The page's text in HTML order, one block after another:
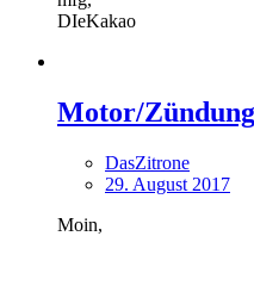
DIeKakao
Motor/
DasZitrone
29. August 2017
Moin,